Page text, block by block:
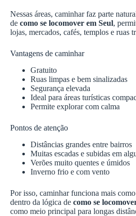
Nessas áreas, caminhar faz parte
de como se locomover em Seul,
lojas, mercados, cafés, templos e ruas
Vantagens de caminhar
Gratuito
Ruas limpas e bem sinalizadas
Segurança elevada
Ideal para áreas turísticas
Permite explorar com calma
Pontos de atenção
Distâncias grandes entre bairros
Muitas escadas e subidas em
Verões muito quentes e úmidos
Inverno frio e com vento
Por isso, caminhar funciona mais
dentro da lógica de como se
como meio principal para longas